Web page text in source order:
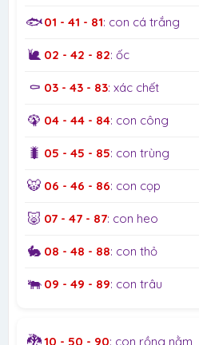
🐟01 - 41 - 81: con cá trắng
🐌 02 - 42 - 82: ốc
⚰️ 03 - 43 - 83: xác chết
🦚 04 - 44 - 84: con công
🐛 05 - 45 - 85: con trùng
🐯 06 - 46 - 86: con cọp
🐷 07 - 47 - 87: con heo
🐇 08 - 48 - 88: con thỏ
🐃 09 - 49 - 89: con trâu
10 - 50 - 90: con rồng nằm